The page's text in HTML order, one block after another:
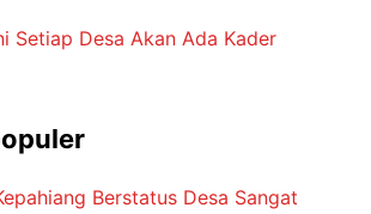
Setiap Desa Akan Ada Kader
Berstatus Desa Sangat